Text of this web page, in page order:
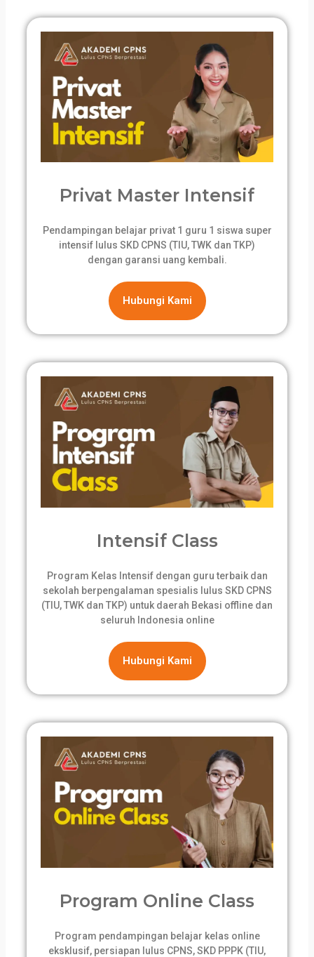
Privat Master Intensif
Pendampingan belajar privat 1 guru 1 siswa super
intensif lulus SKD CPNS (TIU, TWK dan TKP)
dengan garansi uang kembali.
Hubungi Kami
Intensif Class
Program Kelas Intensif dengan guru terbaik dan
sekolah berpengalaman spesialis lulus SKD CPNS
(TIU, TWK dan TKP) untuk daerah Bekasi offline dan
seluruh Indonesia online
Hubungi Kami
Program Online Class
Program pendampingan belajar kelas online
eksklusif, persiapan lulus CPNS, SKD PPPK (TIU,